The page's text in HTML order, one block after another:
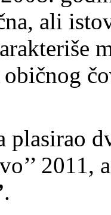
ali
plasirao
2011,
.